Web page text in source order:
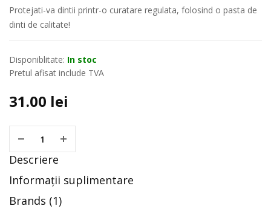
Protejati-va dintii printr-o curatare regulata, folosind o pasta de
dinti de calitate!
Disponiblitate: In stoc
Pretul afisat include TVA
31.00 lei
Descriere
Informații suplimentare
Brands (1)